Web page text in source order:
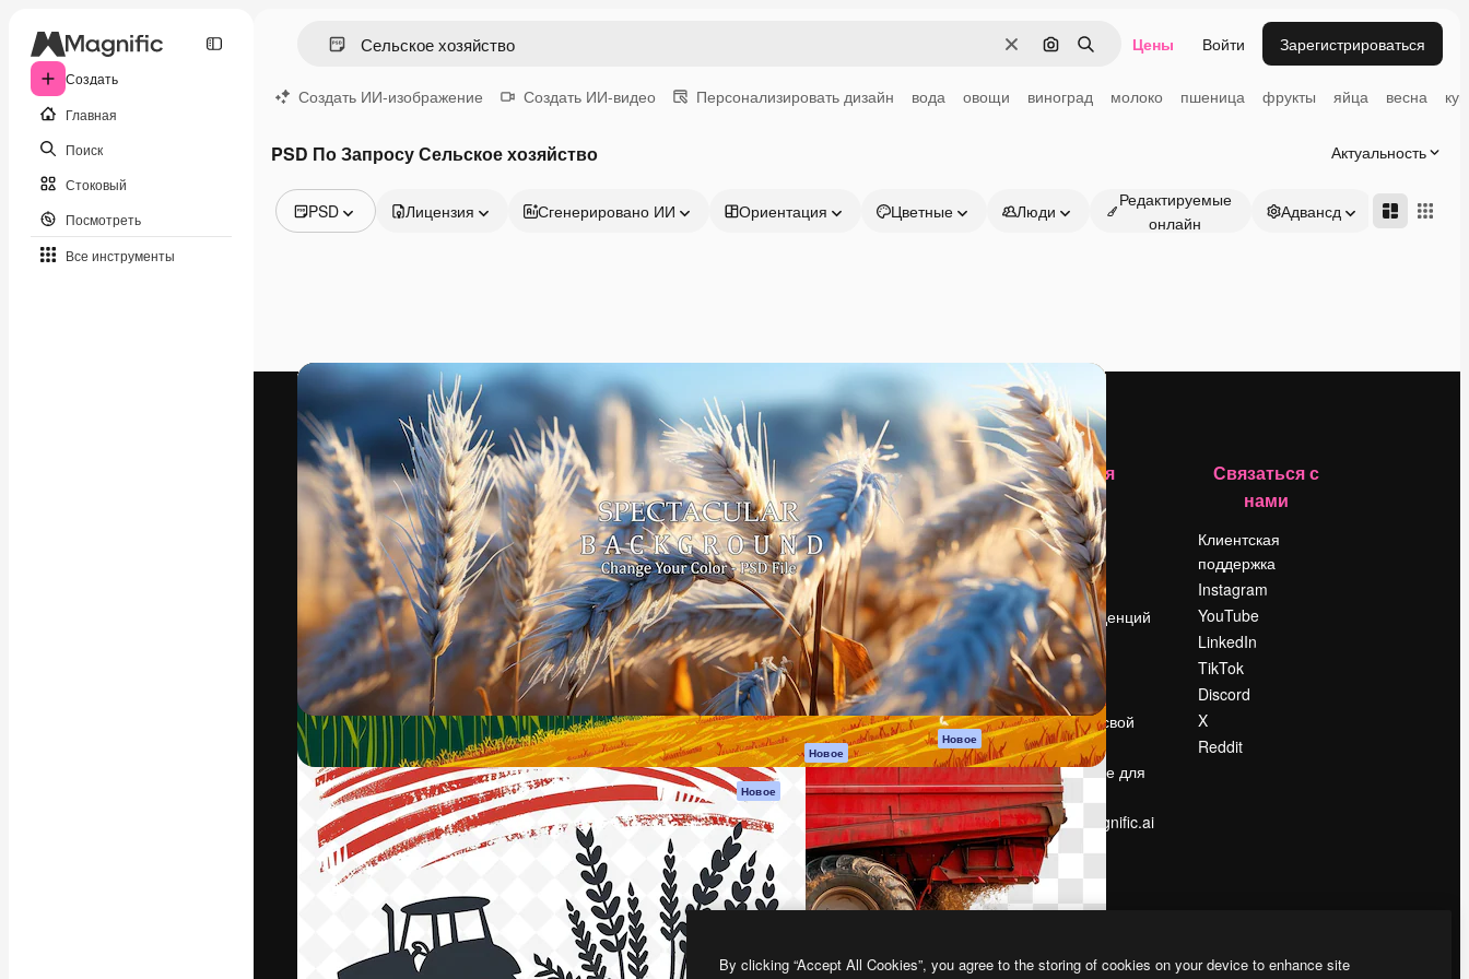
Создать
Главная
Поиск
Стоковый
Посмотреть
Все инструменты
ОчиститьПоиск по изображению
Поиск Цены Войти Зарегистрироваться
Создать ИИ-изображение Создать ИИ-видео Персонализировать дизайн вода овощи виноград молоко пшеница фрукты яйца весна
PSD По Запросу Сельское хозяйство Актуальность
PSD
Видео
Видеоролик
Моушн-дизайн
Видеошаблоны
Иконки
3D-модели
Шрифты
Лицензия Сгенерировано ИИ Ориентация Цветные Люди
Редактируемые
онлайн
Адвансд
Креативная платформа для создания
ваших лучших работ. Более 1 миллиона
подписчиков среди креаторов,
предприятий, агентств и студий.
Pусский
Продукция
Spaces
ИИ-помощник
Генератор
изображений ИИ
Генератор видео
ИИ
Генератор голоса
на основе ИИ
Стоковый контент
MCP для
Claude/ChatGPT
Новое
Агенты Новое
API
Мобильное
приложение
Все инструменты
Начать
Academy
Документация по
Пакету ИИ
Служба
поддержки
Условия и
положения
Политика
конфиденциальности
Оригиналы Новое
Политика файлов
cookie
Центр доверия
Партнеры
Предприятие
Компания
Цены
О нас
Reviews
Вакансии
Поиск тенденций
Блог
События
Slidesgo
Продайте свой
контент
Помещение для
прессы
Ищете magnific.ai
Связаться с
нами
Клиентская
поддержка
Instagram
YouTube
LinkedIn
TikTok
Discord
X
Reddit
By clicking “Accept All Cookies”, you agree to the storing of cookies on your device to enhance site